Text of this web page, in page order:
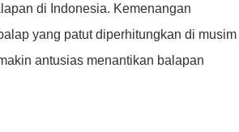
di Indonesia. Kemenangan
yang patut diperhitungkan di musim
antusias menantikan balapan